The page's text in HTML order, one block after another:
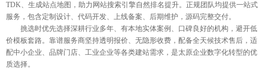
TDK、生成站点地图，助力网站搜索引擎自然排名提升。正规团队均提供一站式
服务，包含定制设计、代码开发、上线备案、后期维护，源码完整交付。
挑选时优先选择深耕行业多年、有本地实体案例、口碑良好的机构，避开低
价模板套路。靠谱服务商坚持透明报价、无隐形收费，配备全天候技术售后，适
配中小企业、品牌门店、工业企业等各类建站需求，是太原企业数字化转型的优
质选择。